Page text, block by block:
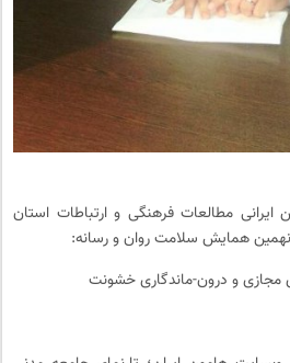
ایرانی مطالعات فرهنگی و ارتباطات استان
همایش سلامت روان و رسانه:
مجازی و درون-ماندگاری خشونت